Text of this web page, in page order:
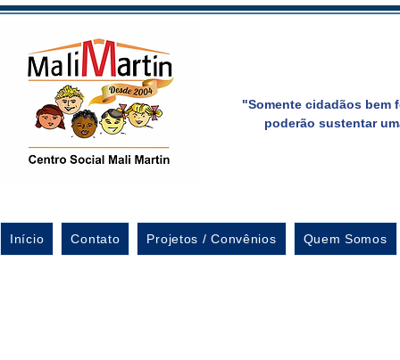
"Somente cidadãos bem
poderão sustentar
Início Contato Projetos / Convênios Quem Somos